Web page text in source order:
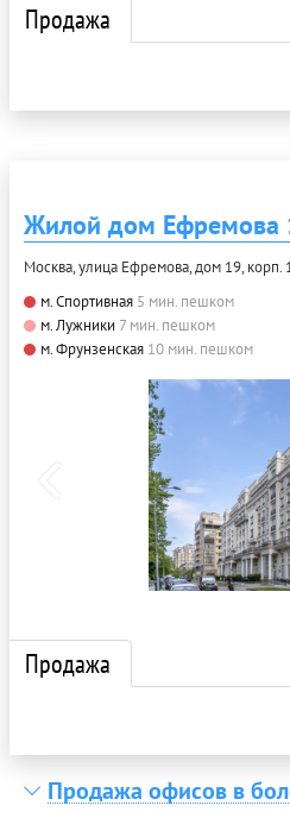
Продажа
Жилой дом Ефремова
Москва, улица Ефремова, дом 19, корп.
м. Спортивная 5 мин. пешком
м. Лужники 7 мин. пешком
м. Фрунзенская 10 мин. пешком
Продажа
Продажа офисов в